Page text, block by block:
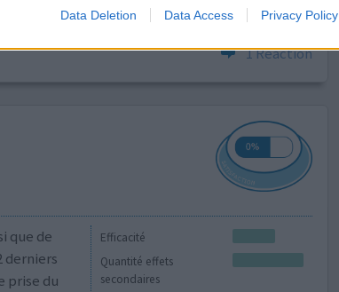
Data Deletion Data Access Privacy Policy
dire si c'est lié au Tahor
1 Réaction
Efficacité
Quantité effets
secondaires
que de
derniers
prise du